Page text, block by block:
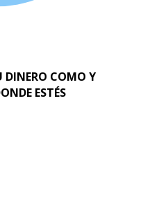
DINERO COMO Y
ESTÉS